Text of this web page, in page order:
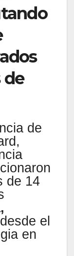
de
de
de 14
el
en